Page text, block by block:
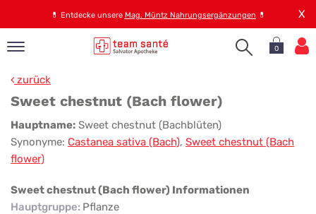
💊 Entdecke unsere Mag. Müntz Nahrungsergänzungen 💊 X
0
zurück
Sweet chestnut (Bach flower)
Sweet
chestnut
(Bach
flower)
Hauptname: Sweet chestnut (Bachblüten)
Synonyme: Castanea sativa (Bach), Sweet chestnut (Bach
flower)
Sweet chestnut (Bach flower) Informationen
Hauptgruppe: Pflanze